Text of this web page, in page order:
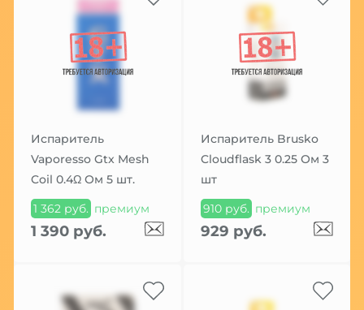
Испаритель
Vaporesso Gtx Mesh
Coil 0.4Ω Ом 5 шт.
1 362 руб. премиум
1 390 руб.
Испаритель Brusko
Cloudflask 3 0.25 Ом 3
шт
910 руб. премиум
929 руб.